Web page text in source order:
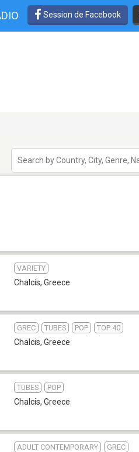
Session de Facebook
VARIETY
Chalcis, Greece
GREC TUBES POP TOP 40
Chalcis, Greece
TUBES POP
Chalcis, Greece
ADULT CONTEMPORARY GREC